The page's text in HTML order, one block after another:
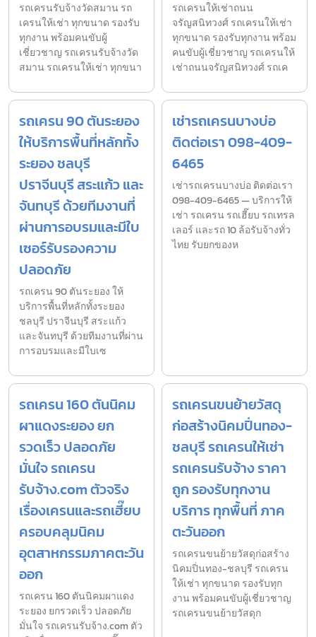
รถเครนรับจ้างวัดสมาน รถ
เครนให้เช่า ทุกขนาด รองรับ
ทุกงาน พร้อมคนขับผู้
เชี่ยวชาญ รถเครนรับจ้างวัด
สมาน รถเครนให้เช่า ทุกขนา
รถเครนให้เช่าถนน
จรัญสนิทวงศ์ รถเครนให้เช่า
ทุกขนาด รองรับทุกงาน พร้อม
คนขับผู้เชี่ยวชาญ รถเครนให้
เช่าถนนจรัญสนิทวงศ์ รถเค
รถเครน 90 ตันระยอง
ให้บริการพื้นที่หลักทั้ง
ระยอง ชลบุรี
ปราจีนบุรี สระแก้ว และ
จันทบุรี ด้วยทีมงานที่
ผ่านการอบรมและมีใบ
เซอร์รับรองความ
ปลอดภัย
รถเครน 90 ตันระยอง ให้
บริการพื้นที่หลักทั้งระยอง
ชลบุรี ปราจีนบุรี สระแก้ว
และจันทบุรี ด้วยทีมงานที่ผ่าน
การอบรมและมีใบเซ
เช่ารถเครนบางบ่อ
ติดต่อเรา 098-409-
6465
เช่ารถเครนบางบ่อ ติดต่อเรา
098-409-6465 — บริการให้
เช่า รถเครน รถเฮี๊ยบ รถเทรล
เลอร์ และรถ 10 ล้อรับจ้างทั่ว
ไทย รับยกของห
รถเครน 160 ตันนิคม
ผาแดงระยอง ยก
รวดเร็ว ปลอดภัย
มั่นใจ รถเครน
รับจ้าง.com ตัวจริง
เรื่องเครนและรถเฮี๊ยบ
ครอบคลุมนิคม
อุตสาหกรรมภาคตะวัน
ออก
รถเครน 160 ตันนิคมผาแดง
ระยอง ยกรวดเร็ว ปลอดภัย
มั่นใจ รถเครนรับจ้าง.com ตัว
รถเครนขนย้ายวัสดุ
ก่อสร้างนิคมปิ่นทอง-
ชลบุรี รถเครนให้เช่า
รถเครนรับจ้าง ราคา
ถูก รองรับทุกงาน
บริการ ทุกพื้นที่ ภาค
ตะวันออก
รถเครนขนย้ายวัสดุก่อสร้าง
นิคมปิ่นทอง-ชลบุรี รถเครน
ให้เช่า ทุกขนาด รองรับทุก
งาน พร้อมคนขับผู้เชี่ยวชาญ
รถเครนขนย้ายวัสดุก